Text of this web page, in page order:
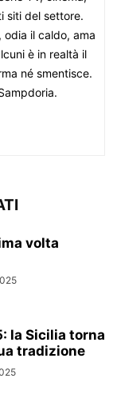
siti del settore.
il caldo, ama
è in realtà il
né smentisce.
volta
la Sicilia torna
tradizione